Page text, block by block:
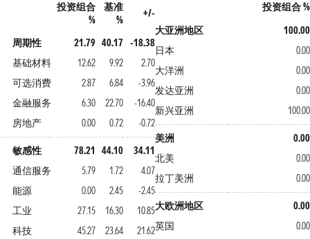
投资组合
%
基准
%
+/-
周期性 21.79 40.17
-18.38
基础材料
12.62 9.92
2.70
可选消费
2.87 6.84
-3.96
金融服务
6.30 22.70
-16.40
房地产
0.00 0.72 -0.72
敏感性 78.21 44.10
34.11
通信服务
5.79 1.72
4.07
能源
0.00 2.45
-2.45
工业
27.15 16.30
10.85
科技
45.27 23.64 21.62
投资组合 %
大亚洲地区
100.00
日本
0.00
大洋洲
0.00
发达亚洲
0.00
新兴亚洲
100.00
美洲
0.00
北美
0.00
拉丁美洲
0.00
大欧洲地区
0.00
英国
0.00